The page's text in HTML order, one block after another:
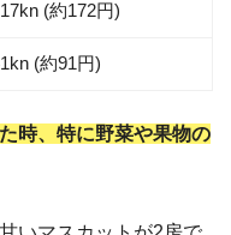
(約172円)
(約91円)
時、特に野菜や果物の